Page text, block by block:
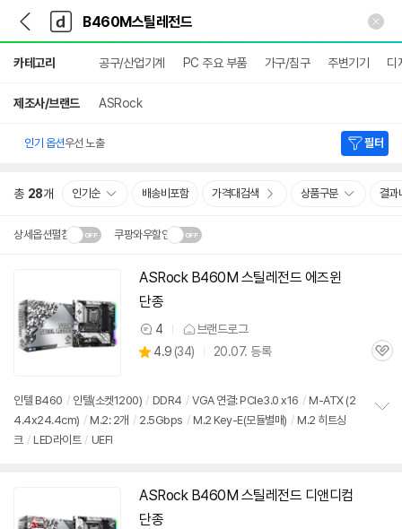
다
나
와
가
기
다
와
메
인
카테고리 공구/산업기계 PC 주요 부품 가구/침구 주변기기 디
제조사/브랜드 ASRock
인기 옵션우선 노출 필터
총 28개 인기순 배송비포함 가격대검색 상품구분 결과
상세옵션펼침 쿠팡와우할인
기
ASRock B460M 스틸레전드 에즈윈
단종
상
품
4 브랜드로그
별
4.9 (상
뷰
34) 20.07. 등록
관
인텔 B460 / 인텔(소켓1200) / DDR4 / VGA 연결: PCIe3.0 x16 / M-ATX (2
4.4x24.4cm) / M.2: 2개 / 2.5Gbps / M.2 Key-E(모듈별매) / M.2 히트싱
크 / LED라이트 / UEFI
ASRock B460M 스틸레전드 디앤디컴
단종